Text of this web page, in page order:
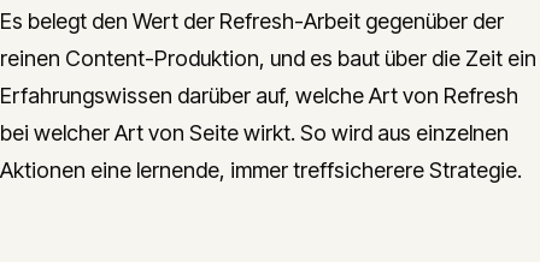
Es belegt den Wert der Refresh-Arbeit gegenüber der
reinen Content-Produktion, und es baut über die Zeit ein
Erfahrungswissen darüber auf, welche Art von Refresh
bei welcher Art von Seite wirkt. So wird aus einzelnen
Aktionen eine lernende, immer treffsicherere Strategie.